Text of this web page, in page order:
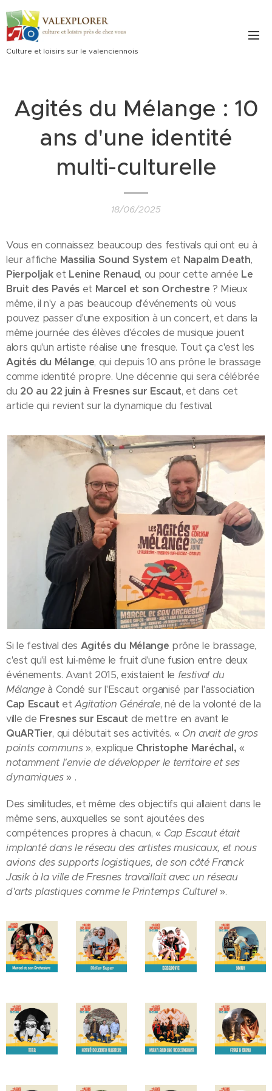
Culture et loisirs sur le valenciennois
Agités du Mélange : 10
ans d'une identité
multi-culturelle
18/06/2025
Vous en connaissez beaucoup des festivals qui ont eu à
leur affiche Massilia Sound System et Napalm Death,
Pierpoljaket Lenine Renaud, ou pour cette année Le
Bruit des Pavés et Marcel et son Orchestre ? Mieux
même, il n'y a pas beaucoup d'événements où vous
pouvez passer d'une exposition à un concert, et dans la
même journée des élèves d'écoles de musique jouent
alors qu'un artiste réalise une fresque. Tout ça c'est les
Agités du Mélange, qui depuis 10 ans prône le brassage
comme identité propre. Une décennie qui sera célébrée
du 20 au 22 juin à Fresnes sur Escaut, et dans cet
article qui revient sur la dynamique du festival.
Si le festival des Agités du Mélange prône le brassage,
c'est qu'il est lui-même le fruit d'une fusion entre deux
événements. Avant 2015, existaient le festival du
Mélangeà Condé sur l'Escaut organisé par l'association
Cap Escaut etAgitation Générale, né de la volonté de la
ville de Fresnes sur Escaut de mettre en avant le
QuARTier, qui débutait ses activités. « On avait de gros
points communs», explique Christophe Maréchal, «
notamment l'envie de développer le territoire et ses
dynamiques» .
Des similitudes, et même des objectifs qui allaient dans le
même sens, auxquelles se sont ajoutées des
compétences propres à chacun, « Cap Escaut était
implanté dans le réseau des artistes musicaux, et nous
avions des supports logistiques, de son côté Franck
Jasik à la ville de Fresnes travaillait avec un réseau
d'arts plastiques comme le Printemps Culturel».